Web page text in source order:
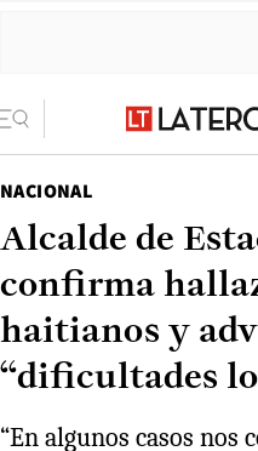
NACIONAL
Alcalde de
confirma
haitianos y
“dificultades
“En algunos casos nos